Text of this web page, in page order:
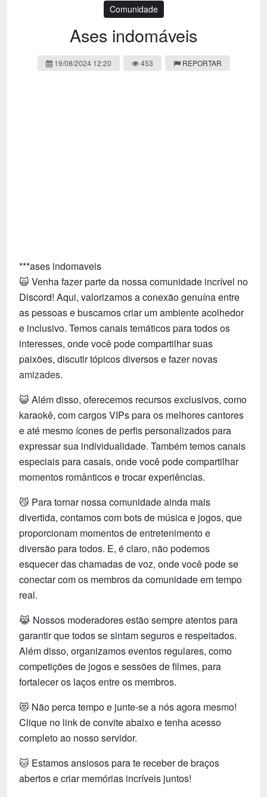
Webnamoro
Receitas
Redes Sociais
Comunidade
Ases indomáveis
19/08/2024 12:20 453 REPORTAR
***ases indomaveis
🙀 Venha fazer parte da nossa comunidade incrível no
Discord! Aqui, valorizamos a conexão genuína entre
as pessoas e buscamos criar um ambiente acolhedor
e inclusivo. Temos canais temáticos para todos os
interesses, onde você pode compartilhar suas
paixões, discutir tópicos diversos e fazer novas
amizades.
😺 Além disso, oferecemos recursos exclusivos, como
karaokê, com cargos VIPs para os melhores cantores
e até mesmo ícones de perfis personalizados para
expressar sua individualidade. Também temos canais
especiais para casais, onde você pode compartilhar
momentos românticos e trocar experiências.
😼 Para tornar nossa comunidade ainda mais
divertida, contamos com bots de música e jogos, que
proporcionam momentos de entretenimento e
diversão para todos. E, é claro, não podemos
esquecer das chamadas de voz, onde você pode se
conectar com os membros da comunidade em tempo
real.
😹 Nossos moderadores estão sempre atentos para
garantir que todos se sintam seguros e respeitados.
Além disso, organizamos eventos regulares, como
competições de jogos e sessões de filmes, para
fortalecer os laços entre os membros.
😻 Não perca tempo e junte-se a nós agora mesmo!
Clique no link de convite abaixo e tenha acesso
completo ao nosso servidor.
🐱 Estamos ansiosos para te receber de braços
abertos e criar memórias incríveis juntos!